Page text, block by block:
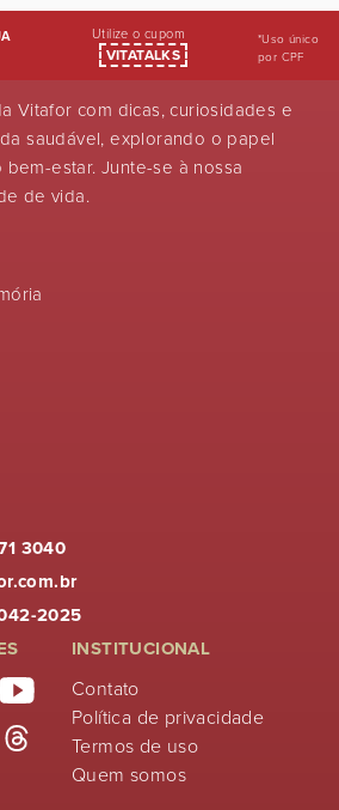
Utilize o cupom
VITATALKS
*Uso único
por CPF
Vitafor com dicas, curiosidades e
saudável, explorando o papel
estar. Junte-se à nossa
de vida.
3040
2025
INSTITUCIONAL
Contato
Política de privacidade
Termos de uso
Quem somos